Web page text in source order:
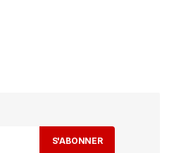
S'ABONNER